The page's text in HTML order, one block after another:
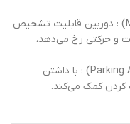
قابلیت تشخیص حرکت (Motion Detection) : دوربین قابلیت تشخیص
و حرکتی رخ می‌دهد،
پشتیبانی از سیستم‌های کمکی پارک (Parking Assist) : با داشتن
کردن کمک می‌کند.